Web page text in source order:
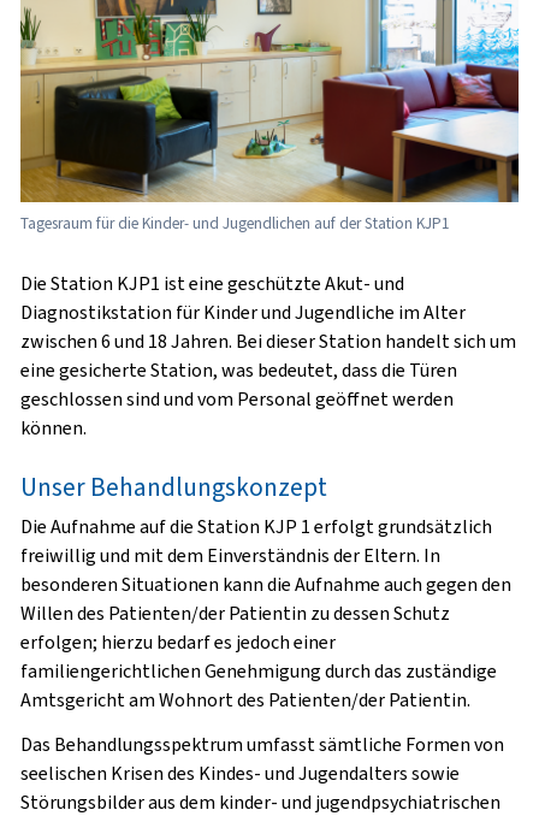
Tagesraum für die Kinder- und Jugendlichen auf der Station KJP1
Die Station KJP1 ist eine geschützte Akut- und
Diagnostikstation für Kinder und Jugendliche im Alter
zwischen 6 und 18 Jahren. Bei dieser Station handelt sich um
eine gesicherte Station, was bedeutet, dass die Türen
geschlossen sind und vom Personal geöffnet werden
können.
Unser Behandlungskonzept
Die Aufnahme auf die Station KJP 1 erfolgt grundsätzlich
freiwillig und mit dem Einverständnis der Eltern. In
besonderen Situationen kann die Aufnahme auch gegen den
Willen des Patienten/der Patientin zu dessen Schutz
erfolgen; hierzu bedarf es jedoch einer
familiengerichtlichen Genehmigung durch das zuständige
Amtsgericht am Wohnort des Patienten/der Patientin.
Das Behandlungsspektrum umfasst sämtliche Formen von
seelischen Krisen des Kindes- und Jugendalters sowie
Störungsbilder aus dem kinder- und jugendpsychiatrischen